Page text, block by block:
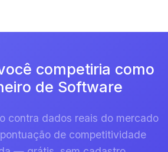
competiria como
de Software
contra dados reais do mercado
de competitividade